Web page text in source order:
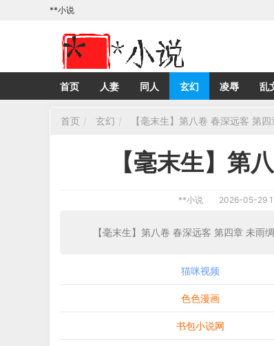
**小说
首页 人妻 同人 玄幻 凌辱 乱
首页 玄幻 【毫末生】第八卷 春深远客 第
【毫末生】第
**小说 2026-05-29
【毫末生】第八卷 春深远
猫咪视频
色色漫画
书包小说网